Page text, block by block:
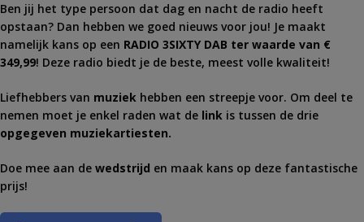
Ben jij het type persoon dat dag en nacht de radio heeft
opstaan? Dan hebben we goed nieuws voor jou! Je maakt
namelijk kans op een RADIO 3SIXTY DAB ter waarde van €
349,99! Deze radio biedt je de beste, meest volle kwaliteit!
Liefhebbers van muziek hebben een streepje voor. Om deel te
nemen moet je enkel raden wat de link is tussen de drie
opgegeven muziekartiesten.
Doe mee aan de wedstrijd en maak kans op deze fantastische
prijs!